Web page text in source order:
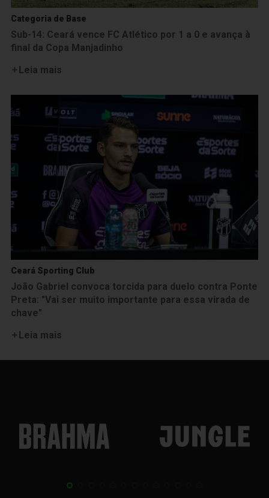
Categoria de Base
Sub-14: Ceará vence FC Atlético por 1 a 0 e avança à
final da Copa Manjadinho
Leia mais
Ceará Sporting Club
João Gabriel convoca torcida para duelo contra Ponte
Preta: "Vai ser muito importante para essa virada de
chave"
Leia mais